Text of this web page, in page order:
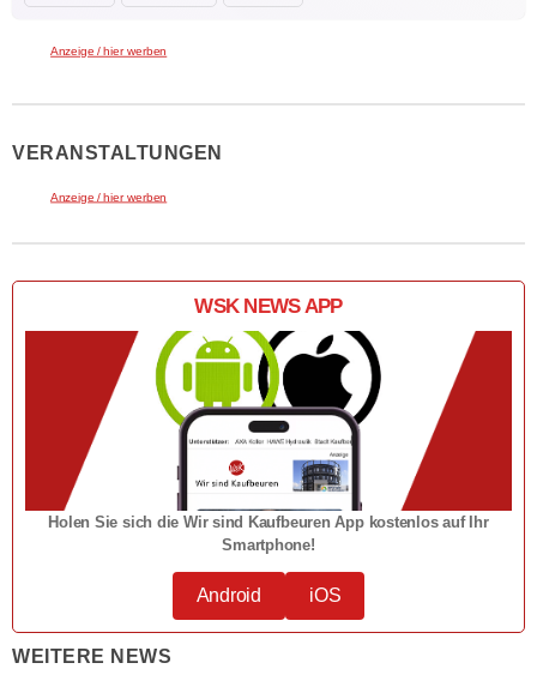
Anzeige / hier werben
VERANSTALTUNGEN
Anzeige / hier werben
WSK NEWS APP
Holen Sie sich die Wir sind Kaufbeuren App kostenlos auf Ihr
Smartphone!
Android iOS
WEITERE NEWS